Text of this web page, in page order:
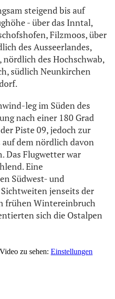
steigend bis auf
- über das Inntal,
Filzmoos, über
des Ausseerlandes,
des Hochschwab,
südlich Neunkirchen
leg im Süden des
nach einer 180 Grad
Piste 09, jedoch zur
auf dem nördlich davon
Das Flugwetter war
Eine
Südwest- und
jenseits der
frühen Wintereinbruch
sich die Ostalpen